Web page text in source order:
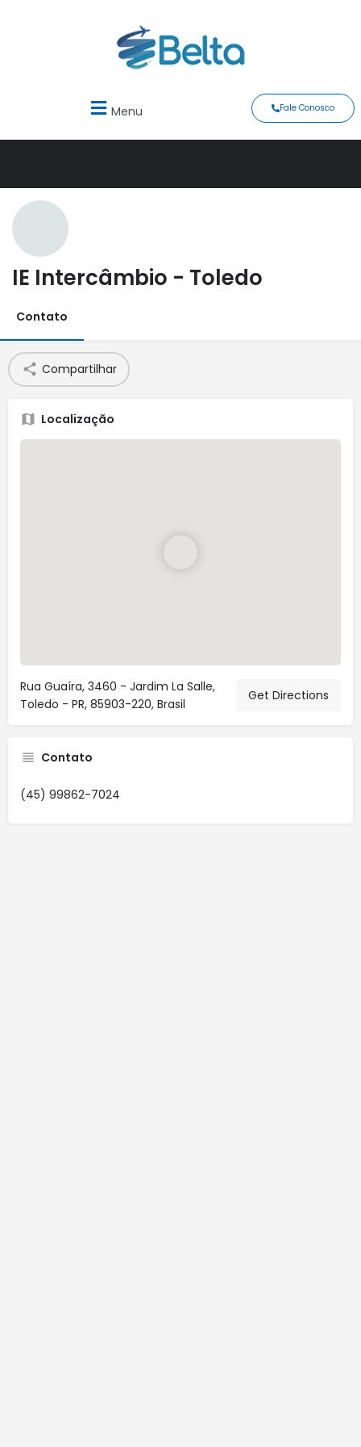
Menu Fale Conosco
IE Intercâmbio - Toledo
Contato
Compartilhar
Localização
Rua Guaíra, 3460 - Jardim La Salle,
Toledo - PR, 85903-220, Brasil
Get Directions
Contato
(45) 99862-7024